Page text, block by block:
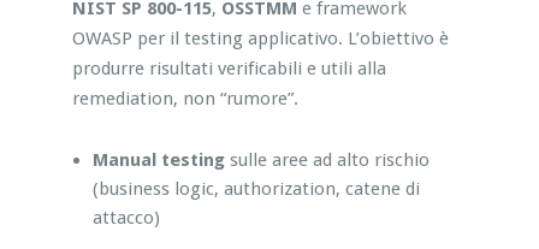
NIST SP 800-115, OSSTMM e framework
OWASP per il testing applicativo. L’obiettivo è
produrre risultati verificabili e utili alla
remediation, non “rumore”.
Manual testingsulle aree ad alto rischio
(business logic, authorization, catene di
attacco)